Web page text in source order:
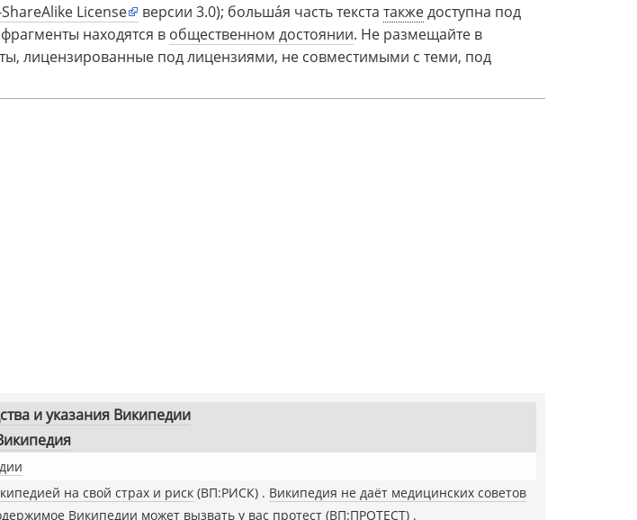
License версии 3.0); больша́я часть текста такжедоступна под
находятся в общественном достоянии. Не размещайте в
лицензированные под лицензиями, не совместимыми с теми, под
и указания Википедии
на свой страх и риск(ВП:РИСК)
Википедия не даёт медицинских советов
Википедии может вызвать у вас протест(ВП:ПРОТЕСТ)